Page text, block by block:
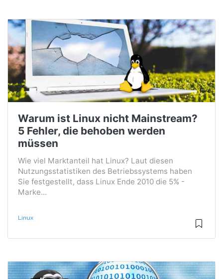
Warum ist Linux nicht Mainstream?
5 Fehler, die behoben werden
müssen
Wie viel Marktanteil hat Linux? Laut diesen
Nutzungsstatistiken des Betriebssystems haben
Sie festgestellt, dass Linux Ende 2010 die 5% -
Marke...
Linux